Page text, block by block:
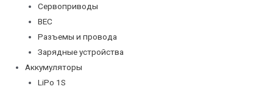
Сервоприводы
BEC
Разъемы и провода
Зарядные устройства
Аккумуляторы
LiPo 1S